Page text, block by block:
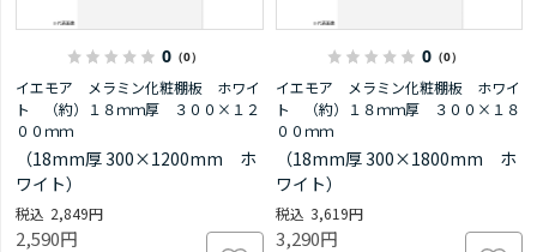
0 （0）
イエモア メラミン化粧棚板 ホワイ
ト （約）１８ｍｍ厚 ３００×１２
００ｍｍ
（18mm厚 300×1200mm ホ
ワイト）
2,849円
2,590円
0（0）
イエモア メラミン化粧棚板 ホワイ
ト （約）１８ｍｍ厚 ３００×１８
００ｍｍ
（18mm厚 300×1800mm ホ
ワイト）
3,619円
3,290円